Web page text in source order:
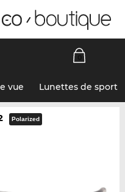
vue Lunettes de sport
Polarized